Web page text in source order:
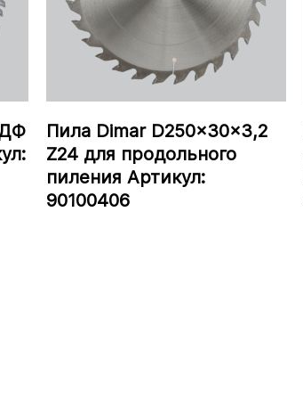
Пила Dimar D250x30x3,2
Z24 для продольного
пиления Артикул:
90100406